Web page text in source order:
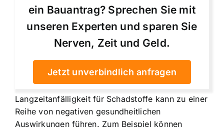
ein Bauantrag? Sprechen Sie mit
unseren Experten und sparen Sie
Nerven, Zeit und Geld.
Jetzt unverbindlich anfragen
Langzeitanfälligkeit für Schadstoffe kann zu einer
Reihe von negativen gesundheitlichen
Auswirkungen führen. Zum Beispiel können